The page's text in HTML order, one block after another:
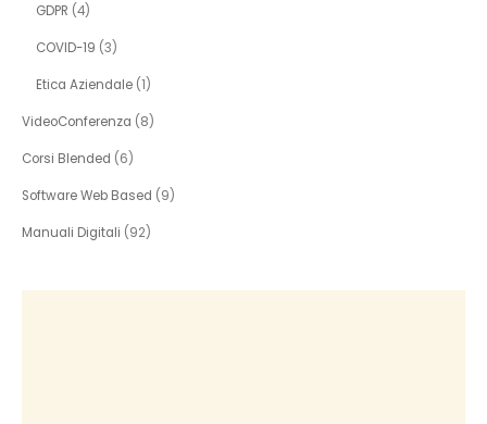
GDPR (4)
COVID-19 (3)
Etica Aziendale (1)
VideoConferenza (8)
Corsi Blended (6)
Software Web Based (9)
Manuali Digitali (92)